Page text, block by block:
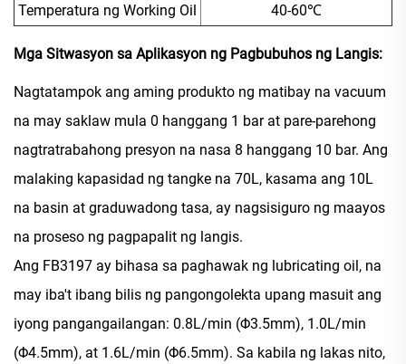
Temperatura ng Working Oil
40-60℃
Mga Sitwasyon sa Aplikasyon ng Pagbubuhos ng Langis:
Nagtatampok ang aming produkto ng matibay na vacuum
na may saklaw mula 0 hanggang 1 bar at pare-parehong
nagtratrabahong presyon na nasa 8 hanggang 10 bar. Ang
malaking kapasidad ng tangke na 70L, kasama ang 10L
na basin at graduwadong tasa, ay nagsisiguro ng maayos
na proseso ng pagpapalit ng langis.
Ang FB3197 ay bihasa sa paghawak ng lubricating oil, na
may iba't ibang bilis ng pangongolekta upang masuit ang
iyong pangangailangan: 0.8L/min (Φ3.5mm), 1.0L/min
(Φ4.5mm), at 1.6L/min (Φ6.5mm). Sa kabila ng lakas nito,